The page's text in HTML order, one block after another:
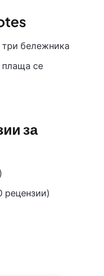
три бележника
плаща се
за
рецензии)